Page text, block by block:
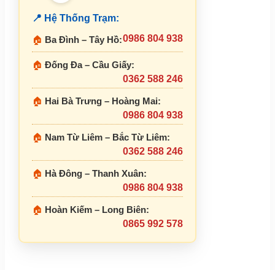
📍 Hệ Thống Trạm:
🏠 Ba Đình – Tây Hồ:0986 804 938
🏠 Đống Đa – Cầu Giấy:
0362 588 246
🏠 Hai Bà Trưng – Hoàng Mai:
0986 804 938
🏠 Nam Từ Liêm – Bắc Từ Liêm:
0362 588 246
🏠 Hà Đông – Thanh Xuân:
0986 804 938
🏠 Hoàn Kiếm – Long Biên:
0865 992 578